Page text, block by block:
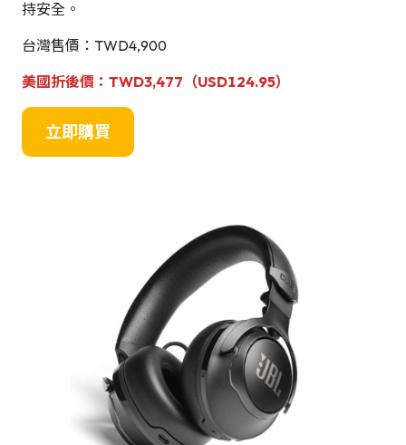
持安全。
台灣售價：TWD4,900
美國折後價：TWD3,477 （USD124.95）
立即購買